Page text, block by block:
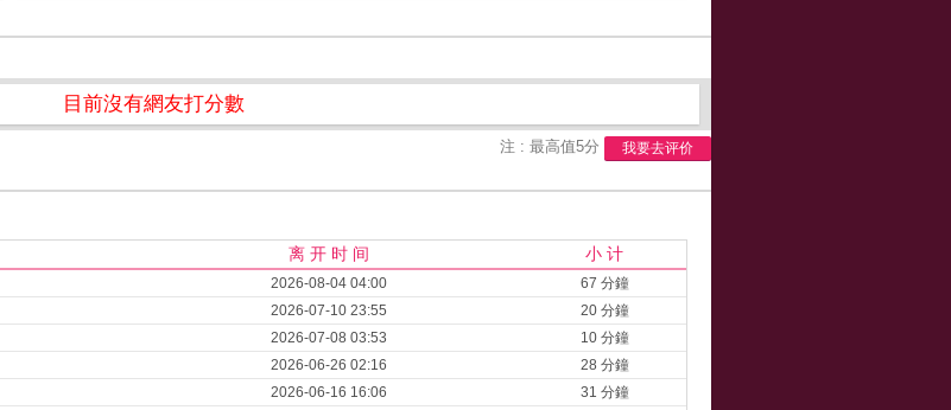
目前沒有網友打分數
注 : 最高值5分 我要去评价
离 开 时 间 小 计
2026-08-04 04:00
67 分鐘
2026-07-10 23:55
20 分鐘
2026-07-08 03:53
10 分鐘
2026-06-26 02:16
28 分鐘
2026-06-16 16:06
31 分鐘